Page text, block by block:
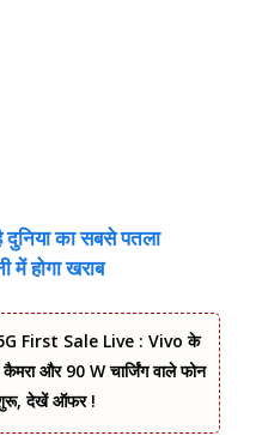
का सबसे पतला
में होगा खराब
First Sale Live : Vivo के
और 90 W चार्जिंग वाले फोन
देखें ऑफर !